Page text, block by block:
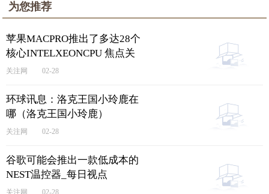
为您推荐
苹果MACPRO推出了多达28个
核心INTELXEONCPU 焦点关
注
关注网 02-28
环球讯息：洛克王国小玲鹿在
哪（洛克王国小玲鹿）
关注网 02-28
谷歌可能会推出一款低成本的
NEST温控器_每日视点
关注网